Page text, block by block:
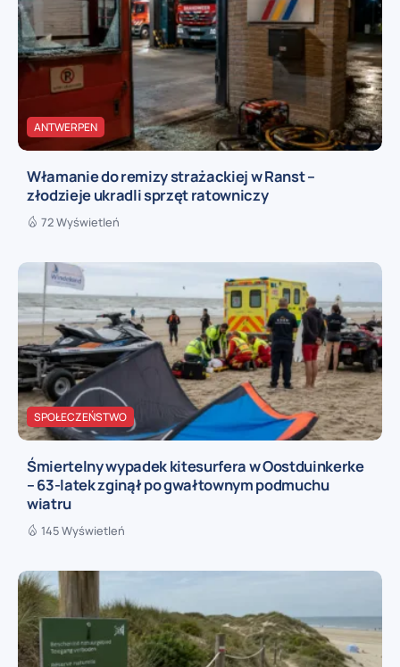
ANTWERPEN
Włamanie do remizy strażackiej w Ranst –
złodzieje ukradli sprzęt ratowniczy
72 Wyświetleń
SPOŁECZEŃSTWO
Śmiertelny wypadek kitesurfera w Oostduinkerke
– 63-latek zginął po gwałtownym podmuchu
wiatru
145 Wyświetleń